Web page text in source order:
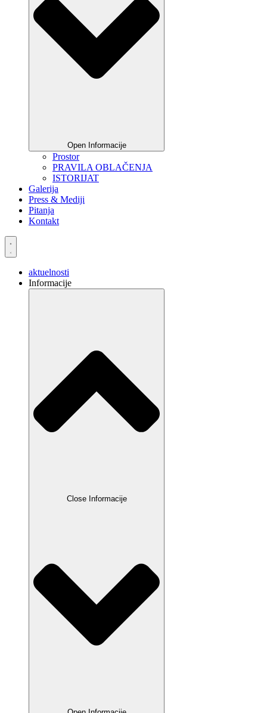
Open Informacije
Prostor
PRAVILA OBLAČENJA
ISTORIJAT
Galerija
Press & Mediji
Pitanja
Kontakt
aktuelnosti
Informacije
Close Informacije